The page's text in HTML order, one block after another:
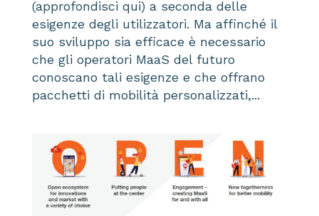
(approfondisci qui) a seconda delle
esigenze degli utilizzatori. Ma affinché il
suo sviluppo sia efficace è necessario
che gli operatori MaaS del futuro
conoscano tali esigenze e che offrano
pacchetti di mobilità personalizzati,...